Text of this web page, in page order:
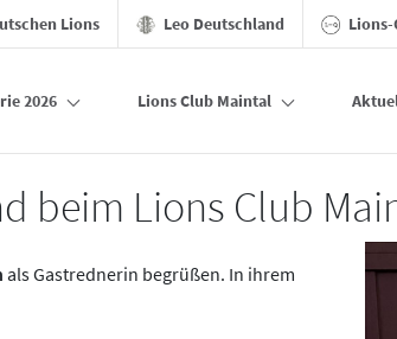
Lions Leo Deutschland
2026 Lions Club Maintal
beim Lions Club
als Gastrednerin begrüßen. In ihrem